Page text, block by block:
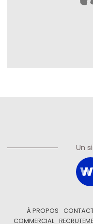
Un
À PROPOS
COMMERCIAL